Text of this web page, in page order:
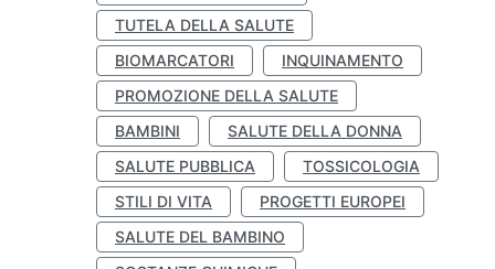
TUTELA DELLA SALUTE
BIOMARCATORI
INQUINAMENTO
PROMOZIONE DELLA SALUTE
BAMBINI
SALUTE DELLA DONNA
SALUTE PUBBLICA
TOSSICOLOGIA
STILI DI VITA
PROGETTI EUROPEI
SALUTE DEL BAMBINO